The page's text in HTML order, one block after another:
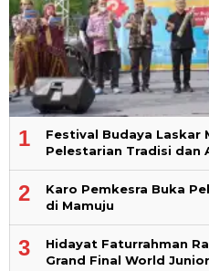
1
Festival Budaya Laskar
Pelestarian Tradisi dan
2
Karo Pemkesra Buka
di Mamuju
3
Hidayat Faturrahman
Grand Final World